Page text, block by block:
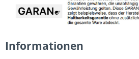
Informationen